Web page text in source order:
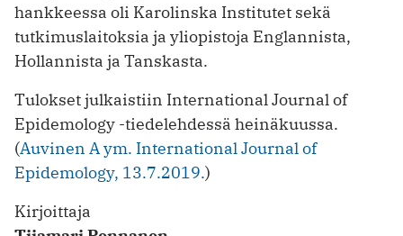
hankkeessa oli Karolinska Institutet sekä
tutkimuslaitoksia ja yliopistoja Englannista,
Hollannista ja Tanskasta.
Tulokset julkaistiin International Journal of
Epidemology -tiedelehdessä heinäkuussa.
(Auvinen A ym. International Journal of
Epidemology, 13.7.2019.)
Kirjoittaja